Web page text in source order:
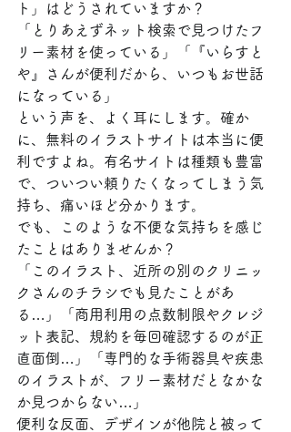
ト」はどうされていますか？
「とりあえずネット検索で見つけたフ
リー素材を使っている」「『いらすと
や』さんが便利だから、いつもお世話
になっている」
という声を、よく耳にします。確か
に、無料のイラストサイトは本当に便
利ですよね。有名サイトは種類も豊富
で、ついつい頼りたくなってしまう気
持ち、痛いほど分かります。
でも、このような不便な気持ちを感じ
たことはありませんか？
「このイラスト、近所の別のクリニッ
クさんのチラシでも見たことがあ
る…」「商用利用の点数制限やクレジ
ット表記、規約を毎回確認するのが正
直面倒…」「専門的な手術器具や疾患
のイラストが、フリー素材だとなかな
か見つからない…」
便利な反面、デザインが他院と被って